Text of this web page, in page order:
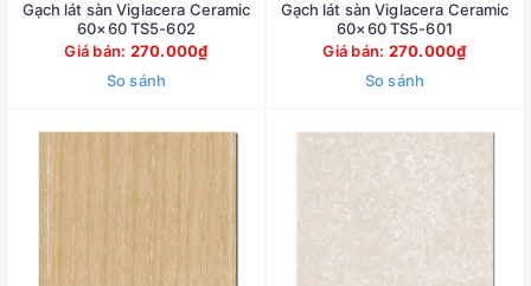
Gạch lát sàn Viglacera Ceramic
60×60 TS5-602
Giá bán: 270.000₫
So sánh
Gạch lát sàn Viglacera Ceramic
60×60 TS5-601
Giá bán: 270.000₫
So sánh